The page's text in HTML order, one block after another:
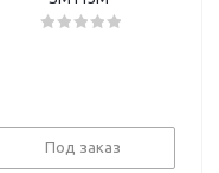
Под заказ